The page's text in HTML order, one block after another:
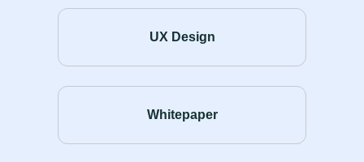
UX Design
Whitepaper